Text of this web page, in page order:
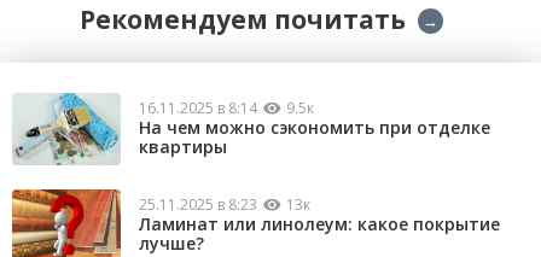
Рекомендуем почитать →
16.11.2025 в 8:14 9.5к
На чем можно сэкономить при отделке
квартиры
25.11.2025 в 8:23 13к
Ламинат или линолеум: какое покрытие
лучше?